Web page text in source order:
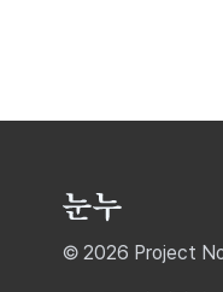
© 2026 Project